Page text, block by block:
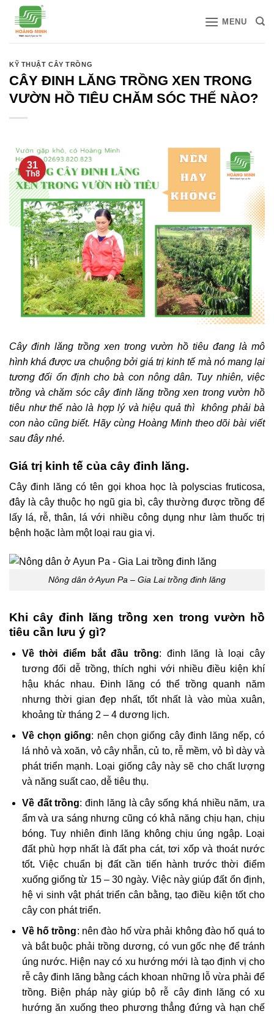
qua
MENU
KỸ THUẬT CÂY TRỒNG
CÂY ĐINH LĂNG TRỒNG XEN TRONG
VƯỜN HỒ TIÊU CHĂM SÓC THẾ NÀO?
31
Th8
Cây đinh lăng trồng xen trong vườn hồ tiêu đang là mô
hình khá được ưa chuộng bởi giá trị kinh tế mà nó mang lại
tương đối ổn định cho bà con nông dân. Tuy nhiên, việc
trồng và chăm sóc cây đinh lăng trồng xen trong vườn hồ
tiêu như thế nào là hợp lý và hiệu quả thì không phải bà
con nào cũng biết. Hãy cùng Hoàng Minh theo dõi bài viết
sau đây nhé.
Giá trị kinh tế của cây đinh lăng.
Cây đinh lăng có tên gọi khoa học là polyscias fruticosa,
đây là cây thuộc họ ngũ gia bì, cây thường được trồng để
lấy lá, rễ, thân, lá với nhiều công dụng như làm thuốc trị
bệnh hoặc làm một loại rau gia vị.
Nông dân ở Ayun Pa – Gia Lai trồng đinh lăng
Khi cây đinh lăng trồng xen trong vườn hồ
tiêu cần lưu ý gì?
Về thời điểm bắt đầu trồng: đinh lăng là loại cây
tương đối dễ trồng, thích nghi với nhiều điều kiện khí
hậu khác nhau. Đinh lăng có thể trồng quanh năm
nhưng thời gian đẹp nhất, tốt nhất là vào mùa xuân,
khoảng từ tháng 2 – 4 dương lịch.
Về chọn giống: nên chọn giống cây đinh lăng nếp, có
lá nhỏ và xoăn, vỏ cây nhẵn, củ to, rễ mềm, vỏ bì dày và
phát triển mạnh. Loại giống cây này sẽ cho chất lượng
và năng suất cao, dễ tiêu thụ.
Về đất trồng: đinh lăng là cây sống khá nhiều năm, ưa
ẩm và ưa sáng nhưng cũng có khả năng chịu hạn, chịu
bóng. Tuy nhiên đinh lăng không chịu úng ngập. Loại
đất phù hợp nhất là đất pha cát, tơi xốp và thoát nước
tốt.Việc chuẩn bị đất cần tiến hành trước thời điểm
xuống giống từ 15 – 30 ngày. Việc này giúp đất ổn định,
hệ vi sinh vật phát triển cân bằng, tạo điều kiện tốt cho
cây con phát triển.
Về hố trồng: nên đào hố vừa phải không đào hố quá to
và bắt buộc phải trồng dương, có vun gốc nhẹ để tránh
úng nước. Hiện nay có xu hướng mới là tạo định vị cho
rễ cây đinh lăng bằng cách khoan những lỗ vừa phải để
trồng. Biện pháp này giúp bộ rễ cây đinh lăng có xu
hướng ăn xuống theo phương thẳng đứng và hạn chế